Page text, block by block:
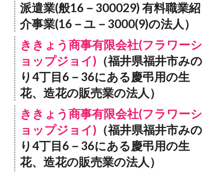
派遣業(般16－300029) 有料職業紹
介事業(16－ユ－3000(9)の法人）
ききょう商事有限会社(フラワーシ
ョップジョイ) （福井県福井市みの
り4丁目6－36にある慶弔用の生
花、造花の販売業の法人）
ききょう商事有限会社(フラワーシ
ョップジョイ) （福井県福井市みの
り4丁目6－36にある慶弔用の生
花、造花の販売業の法人）